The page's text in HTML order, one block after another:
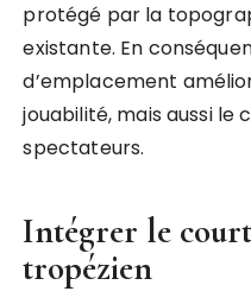
protégé par la
existante. En
d’emplacement
jouabilité, mais aussi le
spectateurs.
Intégrer le court
tropézien